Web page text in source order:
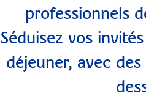
professionnels
Séduisez vos
déjeuner, avec